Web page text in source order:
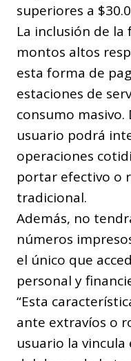
superiores a
La inclusión de la
montos altos
esta forma de
estaciones de
consumo masivo.
usuario podrá
operaciones
portar efectivo o
tradicional.
Además, no
números
el único que
personal y
“Esta
ante extravíos o
usuario la vincula